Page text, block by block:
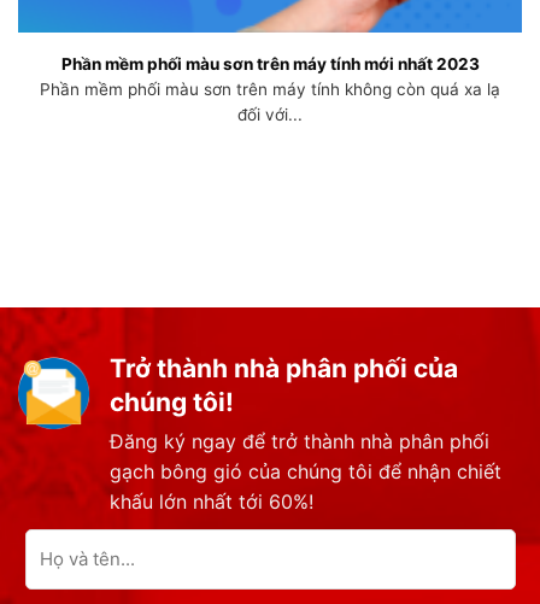
Phần mềm phối màu sơn trên máy tính mới nhất 2023
Phần mềm phối màu sơn trên máy tính không còn quá xa lạ
đối với...
Trở thành nhà phân phối của
chúng tôi!
Đăng ký ngay để trở thành nhà phân phối
gạch bông gió của chúng tôi để nhận chiết
khấu lớn nhất tới 60%!